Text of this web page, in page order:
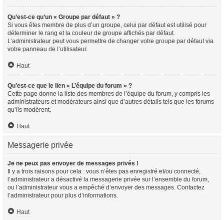
Qu’est-ce qu’un « Groupe par défaut » ?
Si vous êtes membre de plus d’un groupe, celui par défaut est utilisé pour
déterminer le rang et la couleur de groupe affichés par défaut.
L’administrateur peut vous permettre de changer votre groupe par défaut via
votre panneau de l’utilisateur.
Haut
Qu’est-ce que le lien « L’équipe du forum » ?
Cette page donne la liste des membres de l’équipe du forum, y compris les
administrateurs et modérateurs ainsi que d’autres détails tels que les forums
qu’ils modèrent.
Haut
Messagerie privée
Je ne peux pas envoyer de messages privés !
Il y a trois raisons pour cela : vous n’êtes pas enregistré et/ou connecté,
l’administrateur a désactivé la messagerie privée sur l’ensemble du forum,
ou l’administrateur vous a empêché d’envoyer des messages. Contactez
l’administrateur pour plus d’informations.
Haut